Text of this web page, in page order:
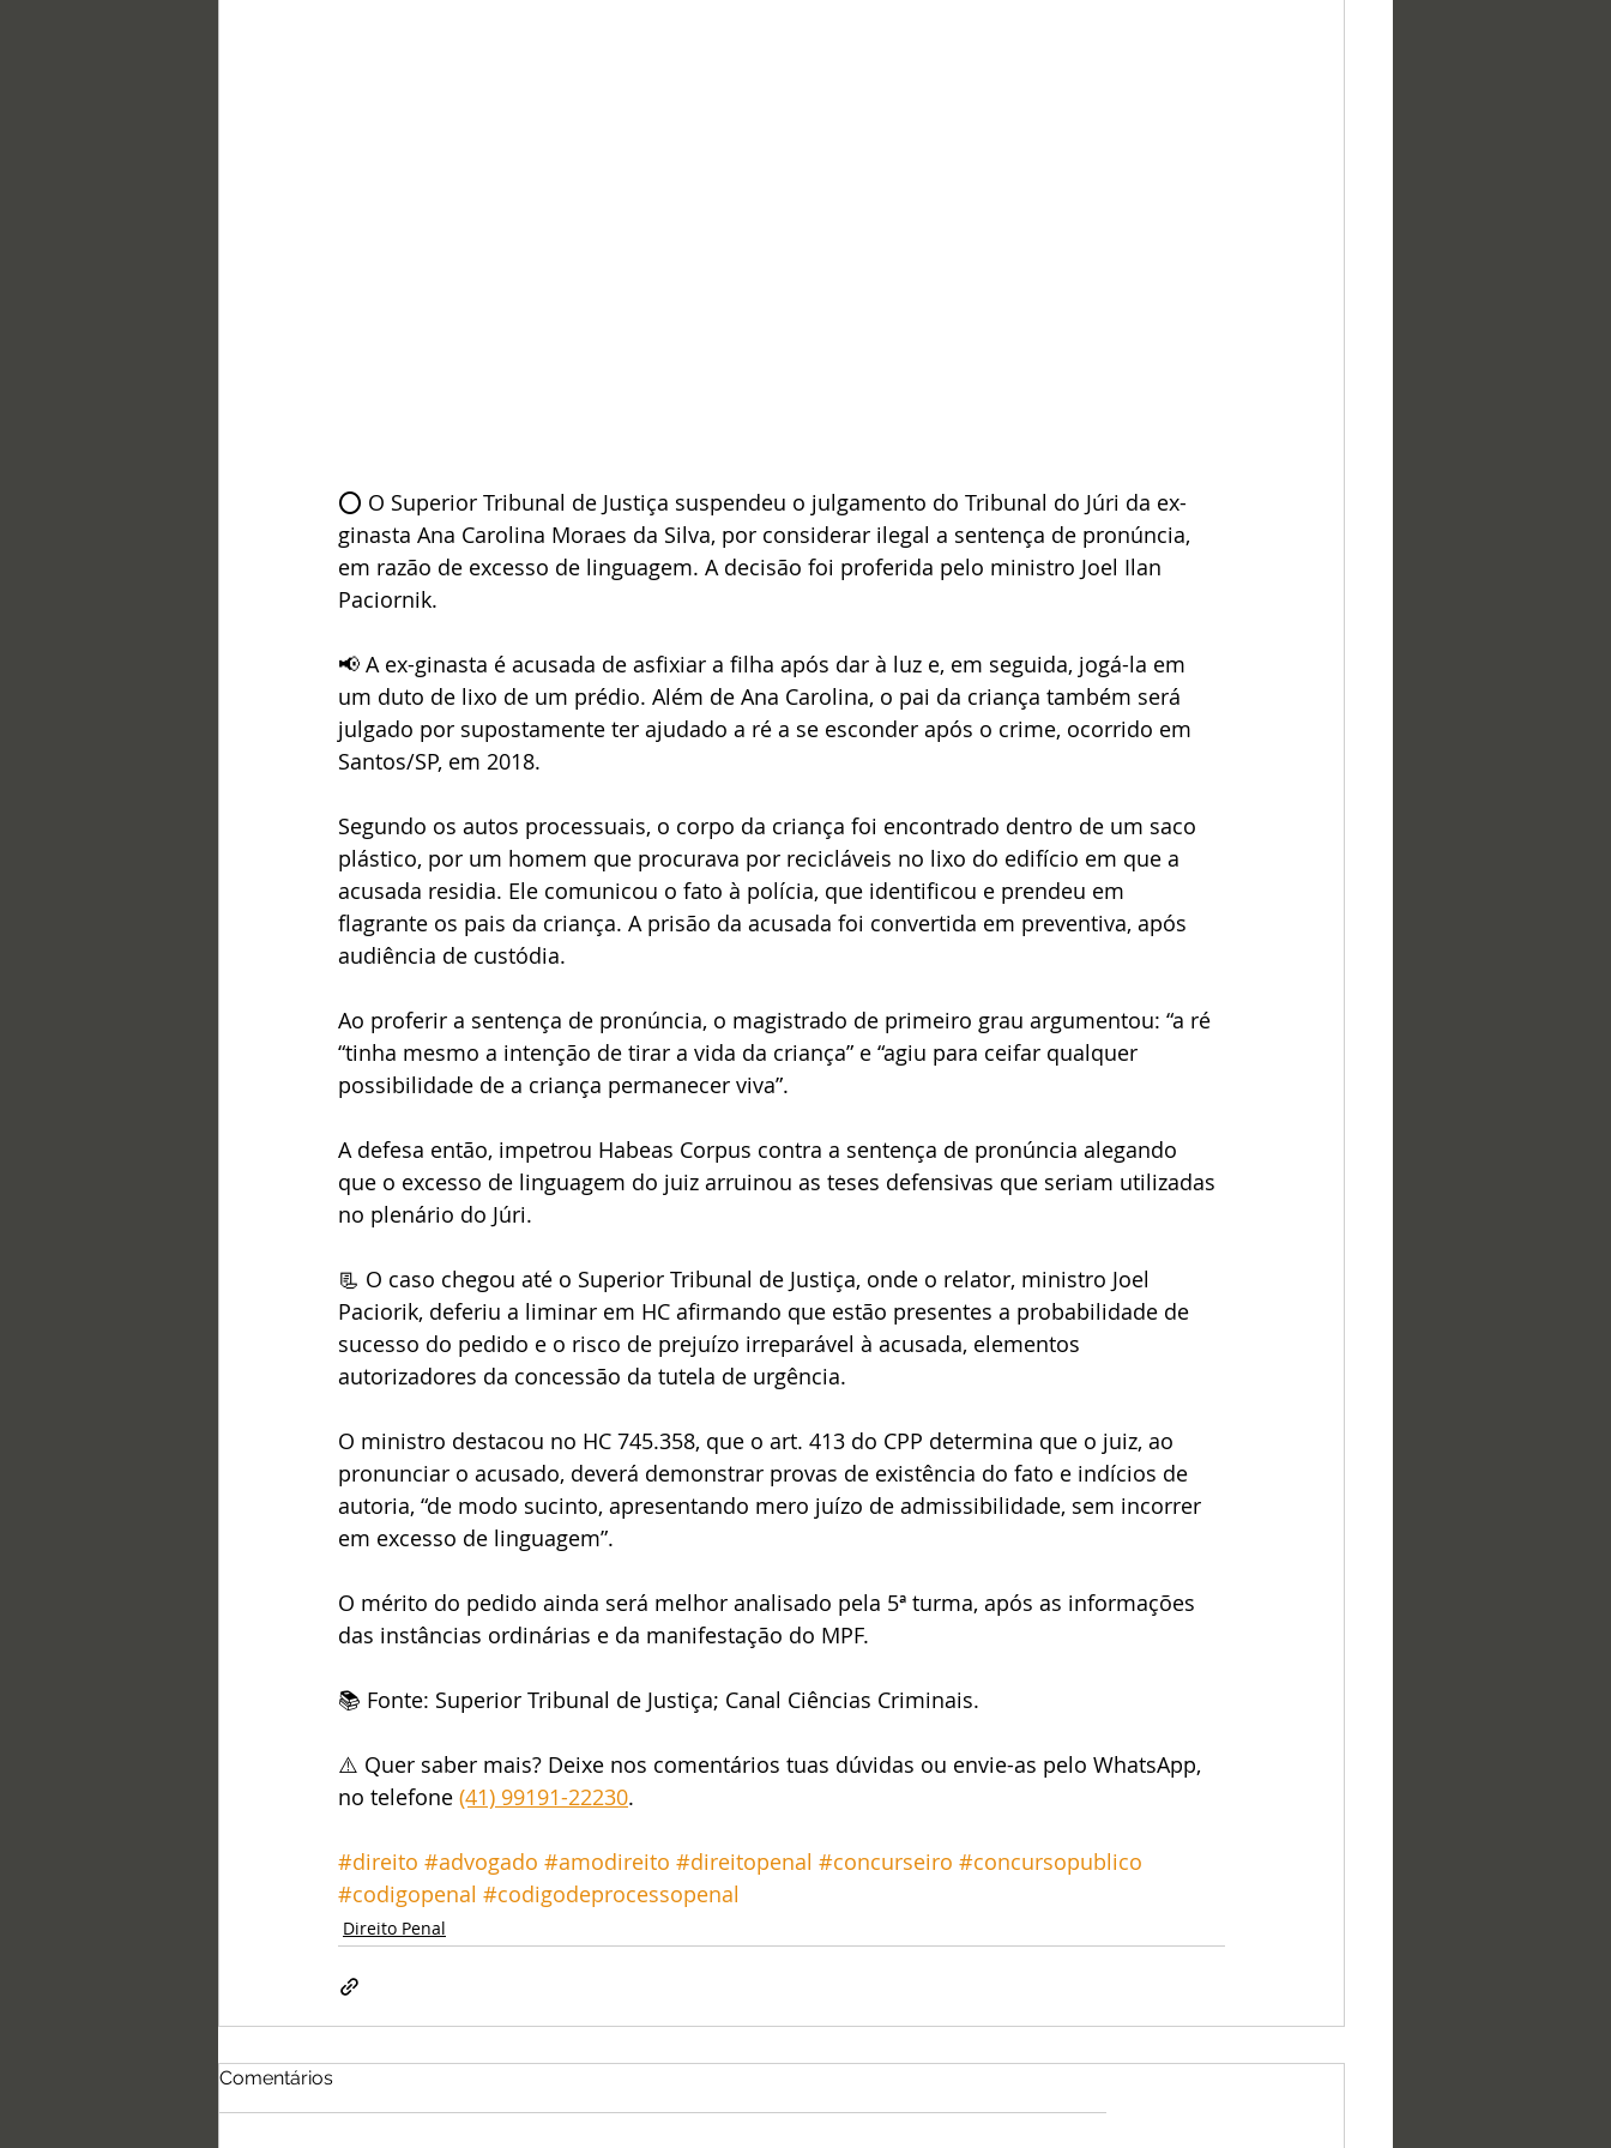
⭕ O Superior Tribunal de Justiça suspendeu o julgamento do Tribunal do Júri da ex-
ginasta Ana Carolina Moraes da Silva, por considerar ilegal a sentença de pronúncia,
em razão de excesso de linguagem. A decisão foi proferida pelo ministro Joel Ilan
Paciornik.
📢 A ex-ginasta é acusada de asfixiar a filha após dar à luz e, em seguida, jogá-la em
um duto de lixo de um prédio. Além de Ana Carolina, o pai da criança também será
julgado por supostamente ter ajudado a ré a se esconder após o crime, ocorrido em
Santos/SP, em 2018.
Segundo os autos processuais, o corpo da criança foi encontrado dentro de um saco
plástico, por um homem que procurava por recicláveis no lixo do edifício em que a
acusada residia. Ele comunicou o fato à polícia, que identificou e prendeu em
flagrante os pais da criança. A prisão da acusada foi convertida em preventiva, após
audiência de custódia.
Ao proferir a sentença de pronúncia, o magistrado de primeiro grau argumentou: “a ré
“tinha mesmo a intenção de tirar a vida da criança” e “agiu para ceifar qualquer
possibilidade de a criança permanecer viva”.
A defesa então, impetrou Habeas Corpus contra a sentença de pronúncia alegando
que o excesso de linguagem do juiz arruinou as teses defensivas que seriam utilizadas
no plenário do Júri.
📃 O caso chegou até o Superior Tribunal de Justiça, onde o relator, ministro Joel
Paciorik, deferiu a liminar em HC afirmando que estão presentes a probabilidade de
sucesso do pedido e o risco de prejuízo irreparável à acusada, elementos
autorizadores da concessão da tutela de urgência.
O ministro destacou no HC 745.358, que o art. 413 do CPP determina que o juiz, ao
pronunciar o acusado, deverá demonstrar provas de existência do fato e indícios de
autoria, “de modo sucinto, apresentando mero juízo de admissibilidade, sem incorrer
em excesso de linguagem”.
O mérito do pedido ainda será melhor analisado pela 5ª turma, após as informações
das instâncias ordinárias e da manifestação do MPF.
📚 Fonte: Superior Tribunal de Justiça; Canal Ciências Criminais.
⚠️ Quer saber mais? Deixe nos comentários tuas dúvidas ou envie-as pelo WhatsApp,
no telefone (41) 99191-22230.
#direito #advogado #amodireito #direitopenal #concurseiro #concursopublico
#codigopenal #codigodeprocessopenal
Direito Penal
Comentários